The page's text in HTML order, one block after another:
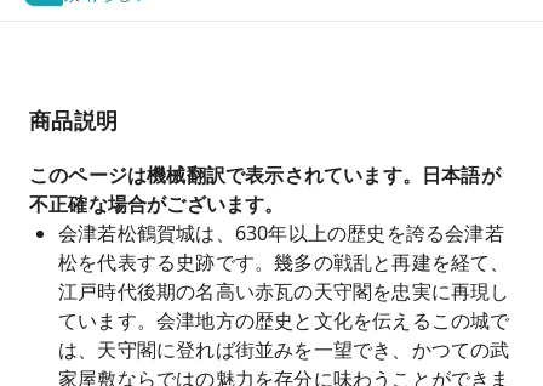
会津城：福島県にある象徴的な城で、日本で唯一
る！
列車が田見川第一橋のパノラマビューや、息を呑
むような絶景を堪能できます！
専用車サービス：仙台から観光スポットまで直
行。乗り換え不要で、移動がより簡単かつスムー
ズになります！
多言語サービス：中国語、英語、韓国語、日本語
を話せる台湾人または日本人スタッフがおります
商品説明
このページは機械翻訳で表示されています。日本語が
不正確な場合がございます。
会津若松鶴賀城は、630年以上の歴史を誇る会津若
松を代表する史跡です。幾多の戦乱と再建を経て、
江戸時代後期の名高い赤瓦の天守閣を忠実に再現し
ています。会津地方の歴史と文化を伝えるこの城で
は、天守閣に登れば街並みを一望でき、かつての武
家屋敷ならではの魅力を存分に味わうことができま